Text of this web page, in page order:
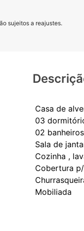
sujeitos a reajustes.
Casa de
03
02 banheiros
Sala de
Cozinha ,
Cobertura